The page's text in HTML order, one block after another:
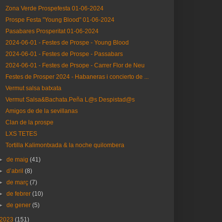
Zona Verde Prospefesta 01-06-2024
Prospe Festa "Young Blood" 01-06-2024
Pasabares Prosperitat 01-06-2024
2024-06-01 - Festes de Prospe - Young Blood
2024-06-01 - Festes de Prospe - Passabars
2024-06-01 - Festes de Prsope - Carrer Flor de Neu
Festes de Prosper 2024 - Habaneras i concierto de ...
Vermut salsa batxata
Vermut Salsa&Bachata.Peña L@s Despistad@s
Amigos de de la sevillanas
Clan de la prospe
LXS TETES
Tortilla Kalimontxada & la noche quilombera
de maig(41)
d’abril(8)
de març(7)
de febrer(10)
de gener(5)
2023 (151)